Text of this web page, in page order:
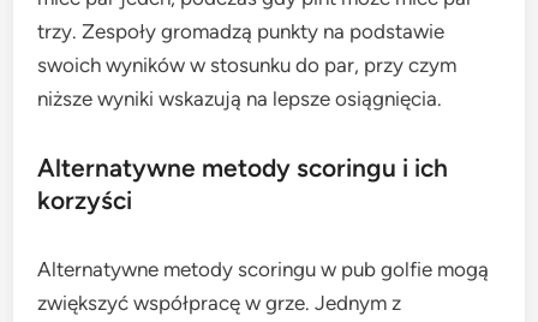
trzy. Zespoły gromadzą punkty na podstawie
swoich wyników w stosunku do par, przy czym
niższe wyniki wskazują na lepsze osiągnięcia.
Alternatywne metody scoringu i ich
korzyści
Alternatywne metody scoringu w pub golfie mogą
zwiększyć współpracę w grze. Jednym z